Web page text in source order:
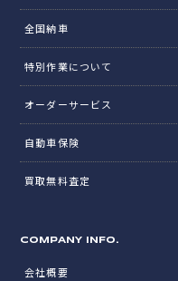
全国納車
特別作業について
オーダーサービス
自動車保険
買取無料査定
COMPANY INFO.
会社概要